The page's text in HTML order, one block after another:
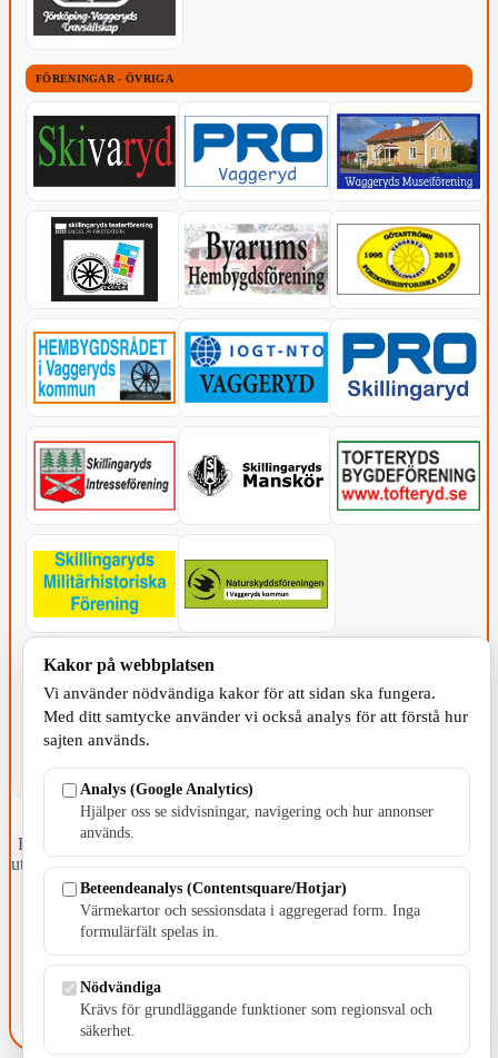
FÖRENINGAR - ÖVRIGA
KOMMUNEN
Fristående webbtidningsföretag grundat 1991 som sedan 2002 ger
ut tidningen Skillingaryd.nu och 2010 lanserades Värnamo.nu. Från
april 2026 omfattar Skillingaryd.nu tre kommuner: Gnosjö,
Värnamo och Vaggeryds kommun.
Kontakta oss
E-post: redaktionen@skillingaryd.nu
Postadress: Gisslaköp 1, 568 92 Skillingaryd
Kakinställningar
Kakor på webbplatsen
Vi använder nödvändiga kakor för att sidan ska fungera.
Med ditt samtycke använder vi också analys för att förstå hur
sajten används.
Analys (Google Analytics)
Hjälper oss se sidvisningar, navigering och hur annonser
används.
Beteendeanalys (Contentsquare/Hotjar)
Värmekartor och sessionsdata i aggregerad form. Inga
formulärfält spelas in.
Nödvändiga
Krävs för grundläggande funktioner som regionsval och
säkerhet.